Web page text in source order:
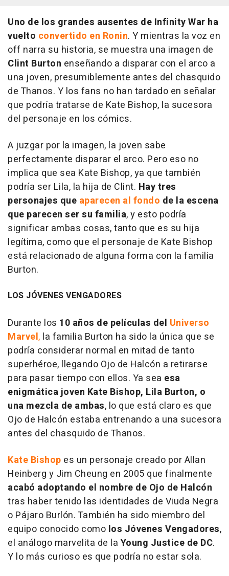
Uno de los grandes ausentes de Infinity War ha
vuelto convertido en Ronin. Y mientras la voz en
off narra su historia, se muestra una imagen de
Clint Burton enseñando a disparar con el arco a
una joven, presumiblemente antes del chasquido
de Thanos. Y los fans no han tardado en señalar
que podría tratarse de Kate Bishop, la sucesora
del personaje en los cómics.
A juzgar por la imagen, la joven sabe
perfectamente disparar el arco. Pero eso no
implica que sea Kate Bishop, ya que también
podría ser Lila, la hija de Clint. Hay tres
personajes que aparecen al fondo de la escena
que parecen ser su familia, y esto podría
significar ambas cosas, tanto que es su hija
legítima, como que el personaje de Kate Bishop
está relacionado de alguna forma con la familia
Burton.
LOS JÓVENES VENGADORES
Durante los 10 años de películas del Universo
Marvel, la familia Burton ha sido la única que se
podría considerar normal en mitad de tanto
superhéroe, llegando Ojo de Halcón a retirarse
para pasar tiempo con ellos. Ya sea esa
enigmática joven Kate Bishop, Lila Burton, o
una mezcla de ambas, lo que está claro es que
Ojo de Halcón estaba entrenando a una sucesora
antes del chasquido de Thanos.
Kate Bishop es un personaje creado por Allan
Heinberg y Jim Cheung en 2005 que finalmente
acabó adoptando el nombre de Ojo de Halcón
tras haber tenido las identidades de Viuda Negra
o Pájaro Burlón. También ha sido miembro del
equipo conocido como los Jóvenes Vengadores,
el análogo marvelita de la Young Justice de DC.
Y lo más curioso es que podría no estar sola.